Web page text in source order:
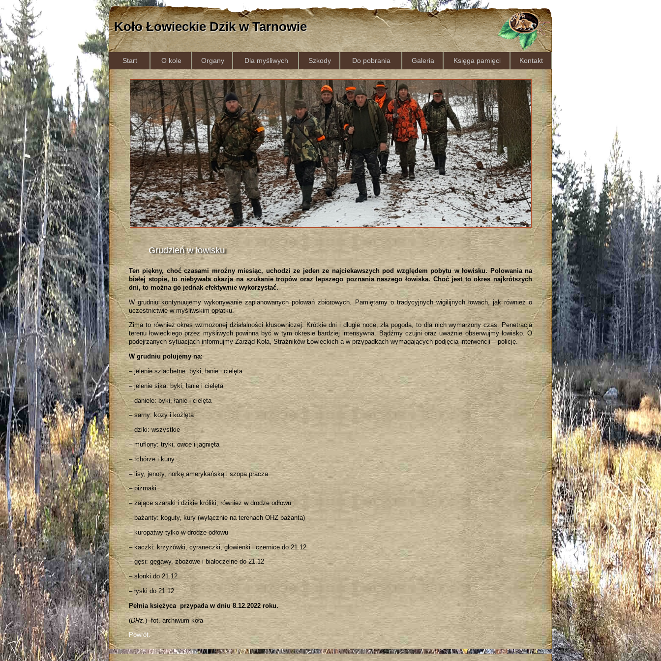
Koło Łowieckie Dzik w Tarnowie
Start O kole Organy Dla myśliwych Szkody Do pobrania Galeria Księga pamięci Kontakt
Grudzień w łowisku
Ten piękny, choć czasami mroźny miesiąc, uchodzi ze jeden ze najciekawszych pod względem pobytu w łowisku. Polowania na
białej stopie, to niebywała okazja na szukanie tropów oraz lepszego poznania naszego łowiska. Choć jest to okres najkrótszych
dni, to można go jednak efektywnie wykorzystać.
W grudniu kontynuujemy wykonywanie zaplanowanych polowań zbiorowych. Pamiętamy o tradycyjnych wigilijnych łowach, jak również o
uczestnictwie w myśliwskim opłatku.
Zima to również okres wzmożonej działalności kłusowniczej. Krótkie dni i długie noce, zła pogoda, to dla nich wymarzony czas. Penetracja
terenu łowieckiego przez myśliwych powinna być w tym okresie bardziej intensywna. Bądźmy czujni oraz uważnie obserwujmy łowisko. O
podejrzanych sytuacjach informujmy Zarząd Koła, Strażników Łowieckich a w przypadkach wymagających podjęcia interwencji – policję.
W grudniu polujemy na:
– jelenie szlachetne: byki, łanie i cielęta
– jelenie sika: byki, łanie i cielęta
– daniele: byki, łanie i cielęta
– sarny: kozy i koźlęta
– dziki: wszystkie
– muflony: tryki, owce i jagnięta
– tchórze i kuny
– lisy, jenoty, norkę amerykańską i szopa pracza
– piżmaki
– zające szaraki i dzikie króliki, również w drodze odłowu
– bażanty: koguty, kury (wyłącznie na terenach OHZ bażanta)
– kuropatwy tylko w drodze odłowu
– kaczki: krzyżówki, cyraneczki, głowienki i czernice do 21.12
– gęsi: gęgawy, zbożowe i białoczelne do 21.12
– słonki do 21.12
– łyski do 21.12
Pełnia księżyca przypada w dniu 8.12.2022 roku.
(DRz. ) fot. archiwum koła
Powrót.